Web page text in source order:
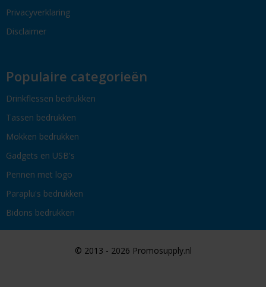
Privacyverklaring
Disclaimer
Populaire categorieën
Drinkflessen bedrukken
Tassen bedrukken
Mokken bedrukken
Gadgets en USB's
Pennen met logo
Paraplu's bedrukken
Bidons bedrukken
© 2013 - 2026 Promosupply.nl